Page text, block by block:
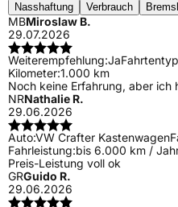
Nasshaftung
Verbrauch
MBMiroslaw B.
29.07.2026
Weiterempfehlung:Ja
Kilometer:1.000 km
Noch keine Erfahrung, aber ich
NRNathalie R.
29.06.2026
Auto:VW Crafter Kastenwagen
Fahrleistung:bis 6.000 km /
Preis-Leistung voll ok
GRGuido R.
29.06.2026